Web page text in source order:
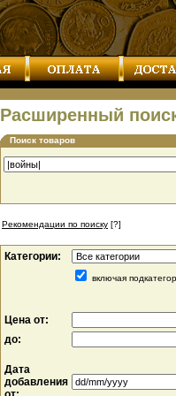
Расширенный
Поиск товаров
Рекомендации по поиску [?]
Категории:
включая
Цена от:
до:
Дата
добавления